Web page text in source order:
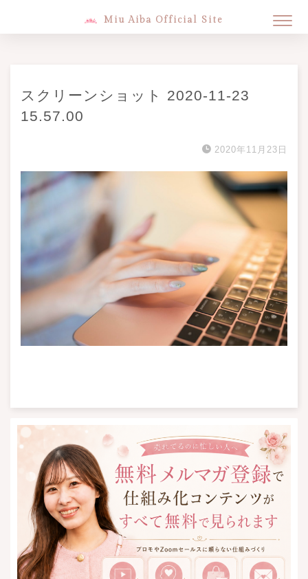
Miu Aiba Official Site
スクリーンショット 2020-11-23
15.57.00
2020年11月23日